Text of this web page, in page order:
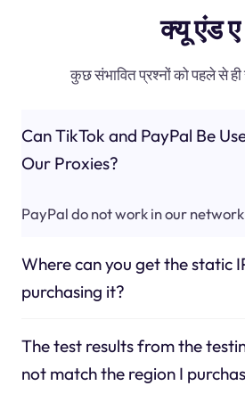
क्यू एंड ए
कुछ संभावित प्रश्नों को पहले से ही
Can TikTok and PayPal Be
Our Proxies?
PayPal do not work in our
Where can you get the static
purchasing it?
The test results from the
not match the region I